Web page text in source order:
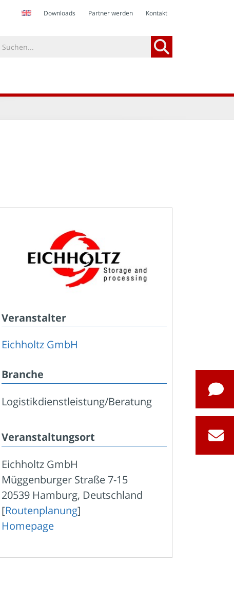
Downloads Partner werden Kontakt
Veranstalter
Eichholtz GmbH
Branche
Logistikdienstleistung/Beratung
Veranstaltungsort
Eichholtz GmbH
Müggenburger Straße 7-15
20539 Hamburg, Deutschland
[Routenplanung]
Homepage